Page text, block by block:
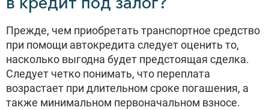
Прежде, чем приобретать транспортное средство
при помощи автокредита следует оценить то,
насколько выгодна будет предстоящая сделка.
Следует четко понимать, что переплата
возрастает при длительном сроке погашения, а
также минимальном первоначальном взносе.